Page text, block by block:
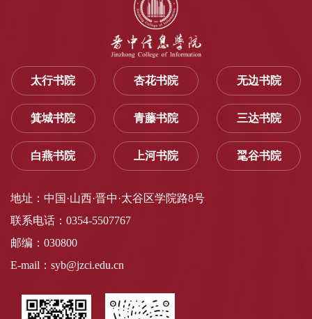
太行书院 杏花书院 无边书院
箕城书院 青藤书院 三达书院
白燕书院 上河书院 毣谷书院
地址：中国·山西·晋中·太谷区学院路8号
联系电话：0354-5507767
邮编：030800
E-mail：syb@jzci.edu.cn